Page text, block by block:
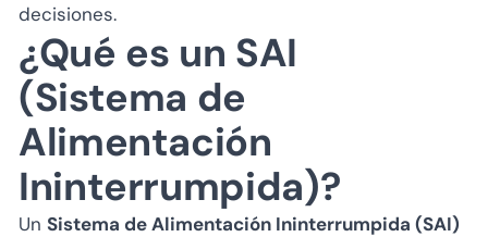
decisiones.
¿Qué es un SAI
(Sistema de
Alimentación
Ininterrumpida)?
Un Sistema de Alimentación Ininterrumpida (SAI)